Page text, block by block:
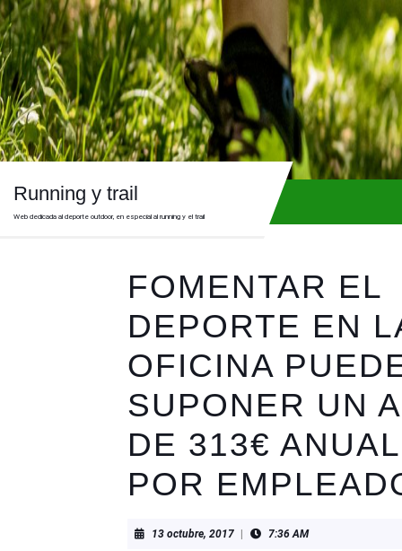
Skip
to
content
Running y trail
Web dedicada al deporte outdoor, en especial al running y el trail
FOMENTAR EL
DEPORTE EN
OFICINA
SUPONER UN
DE 313€
POR
13 octubre, 201713
7:36 AM